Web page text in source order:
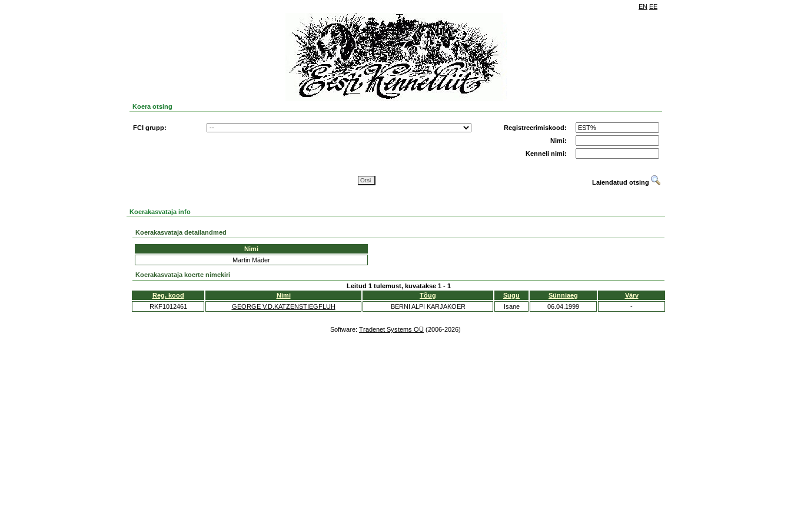
EN EE
Koera otsing
FCI grupp:
Registreerimiskood:
Nimi:
Kenneli nimi:
Laiendatud otsing
Koerakasvataja info
Koerakasvataja detailandmed
Nimi
Martin Mäder
Koerakasvataja koerte nimekiri
Leitud 1 tulemust, kuvatakse 1 - 1
Reg. kood
Nimi Tõug Sugu Sünniaeg
Värv
RKF1012461
GEORGE V.D.KATZENSTIEGFLUH BERNI ALPI KARJAKOER Isane 06.04.1999 -
Software: Tradenet Systems OÜ (2006-2026)